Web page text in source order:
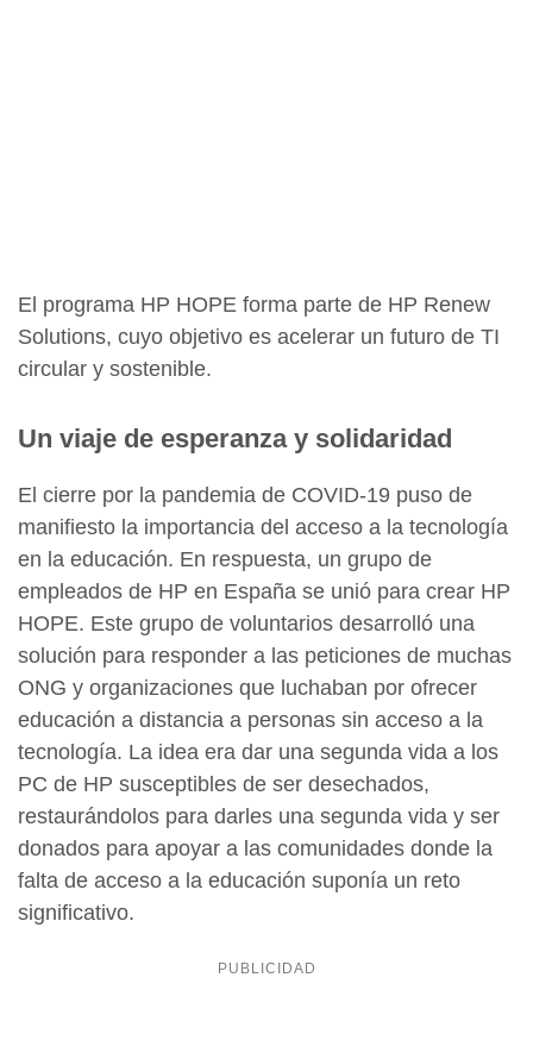
El programa HP HOPE forma parte de HP Renew
Solutions, cuyo objetivo es acelerar un futuro de TI
circular y sostenible.
Un viaje de esperanza y solidaridad
El cierre por la pandemia de COVID-19 puso de
manifiesto la importancia del acceso a la tecnología
en la educación. En respuesta, un grupo de
empleados de HP en España se unió para crear HP
HOPE. Este grupo de voluntarios desarrolló una
solución para responder a las peticiones de muchas
ONG y organizaciones que luchaban por ofrecer
educación a distancia a personas sin acceso a la
tecnología. La idea era dar una segunda vida a los
PC de HP susceptibles de ser desechados,
restaurándolos para darles una segunda vida y ser
donados para apoyar a las comunidades donde la
falta de acceso a la educación suponía un reto
significativo.